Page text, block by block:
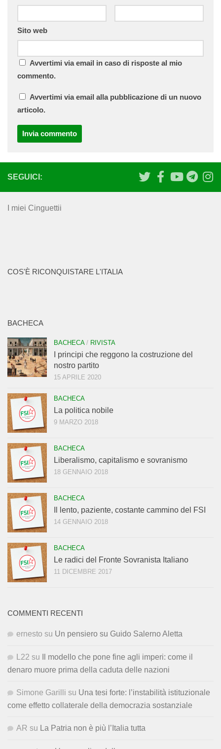
Sito web
Avvertimi via email in caso di risposte al mio
commento.
Avvertimi via email alla pubblicazione di un nuovo
articolo.
SEGUICI:
I miei Cinguettii
COS'È RICONQUISTARE L'ITALIA
BACHECA
BACHECA/ RIVISTA
I principi che reggono la costruzione del
nostro partito
15 APRILE 2020
BACHECA
La politica nobile
9 MARZO 2018
BACHECA
Liberalismo, capitalismo e sovranismo
18 GENNAIO 2018
BACHECA
Il lento, paziente, costante cammino del FSI
14 GENNAIO 2018
BACHECA
Le radici del Fronte Sovranista Italiano
11 DICEMBRE 2017
COMMENTI RECENTI
ernesto su Un pensiero su Guido Salerno Aletta
L22 su
Il modello che pone fine agli imperi: come il
denaro muore prima della caduta delle nazioni
Simone Garilli su Una tesi forte: l’instabilità istituzionale
come effetto collaterale della democrazia sostanziale
AR su La Patria non è più l’Italia tutta